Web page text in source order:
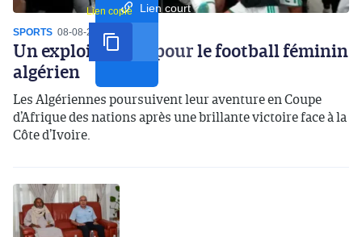
Lien court
Lien copié
SPORTS 08-08-2026
Un exploit inédit pour le football féminin
algérien
Les Algériennes poursuivent leur aventure en Coupe
d’Afrique des nations après une brillante victoire face à la
Côte d’Ivoire.